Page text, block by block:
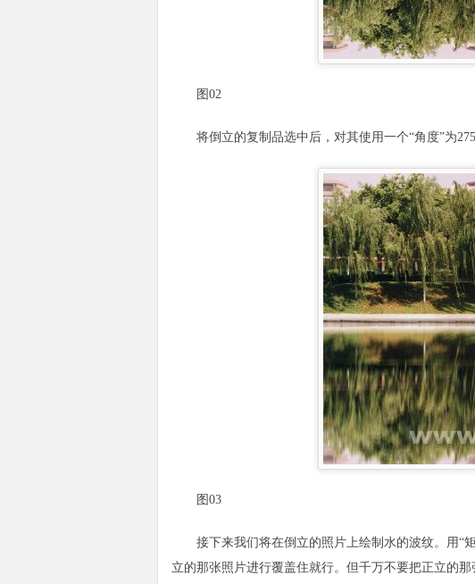
图02
将倒立的复制品选中后，对其使用一个“角度”为275
图03
接下来我们将在倒立的照片上绘制水的波纹。用“矩
立的那张照片进行覆盖住就行。但千万不要把正立的